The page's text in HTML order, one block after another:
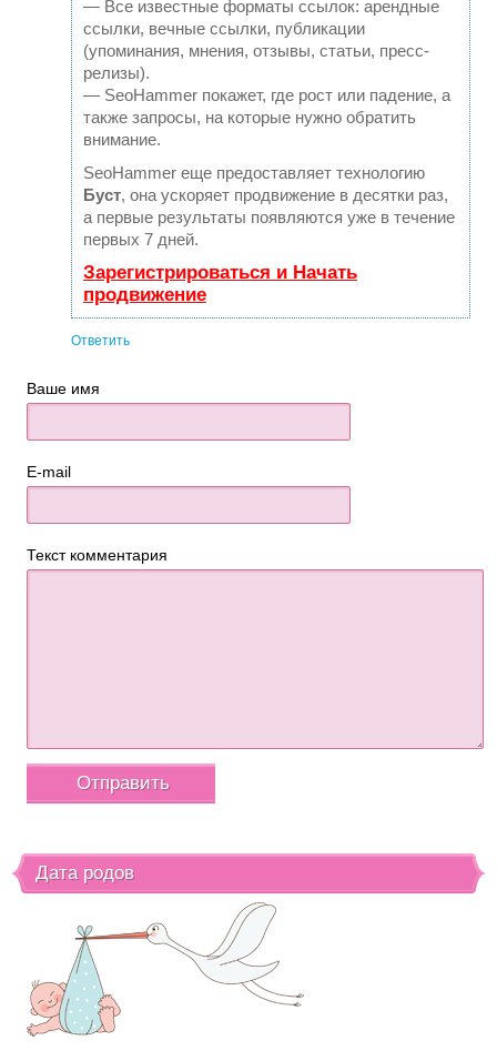
— Все известные форматы ссылок: арендные
ссылки, вечные ссылки, публикации
(упоминания, мнения, отзывы, статьи, пресс-
релизы).
— SeoHammer покажет, где рост или падение, а
также запросы, на которые нужно обратить
внимание.
SeoHammer еще предоставляет технологию
Буст, она ускоряет продвижение в десятки раз,
а первые результаты появляются уже в течение
первых 7 дней.
Зарегистрироваться и Начать
продвижение
Ответить
Ваше имя
E-mail
Текст комментария
Дата родов